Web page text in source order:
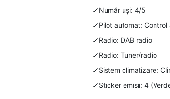
Număr uși: 4/5
Pilot automat:
Radio: DAB radio
Radio: Tuner/radio
Sistem climatizare:
Sticker emisii: 4